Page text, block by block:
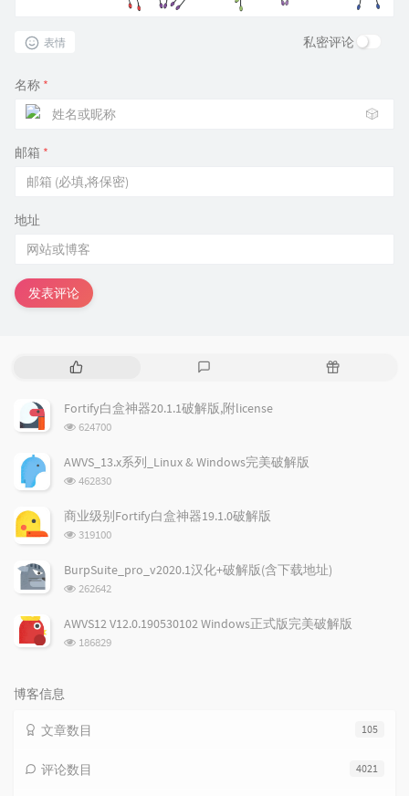
表情 私密评论
名称 *
🎲
邮箱 *
地址
发表评论
热
文
章
评
论
随
Fortify白盒神器20.1.1破解版,附license
浏
次
624700
AWVS_13.x系列_Linux & Windows完美破解版
浏
次
462830
商业级别Fortify白盒神器19.1.0破解版
浏
次
数:
319100
BurpSuite_pro_v2020.1汉化+破解版(含下载地址)
浏
次
262642
AWVS12 V12.0.190530102 Windows正式版完美破解版
浏
186829
博客信息
105
文章数目
4021
评论数目